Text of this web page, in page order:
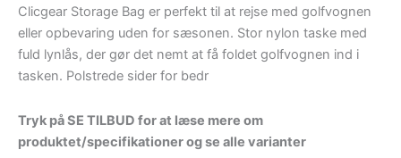
Clicgear Storage Bag er perfekt til at rejse med golfvognen
eller opbevaring uden for sæsonen. Stor nylon taske med
fuld lynlås, der gør det nemt at få foldet golfvognen ind i
tasken. Polstrede sider for bedr
Tryk på SE TILBUD for at læse mere om
produktet/specifikationer og se alle varianter